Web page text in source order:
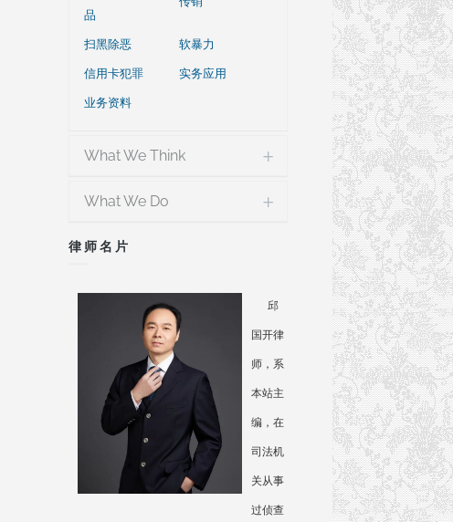
品
扫黑除恶
软暴力
信用卡犯罪
实务应用
业务资料
What We Think
What We Do
律师名片
邱
国开律
师，系
本站主
编，在
司法机
关从事
过侦查